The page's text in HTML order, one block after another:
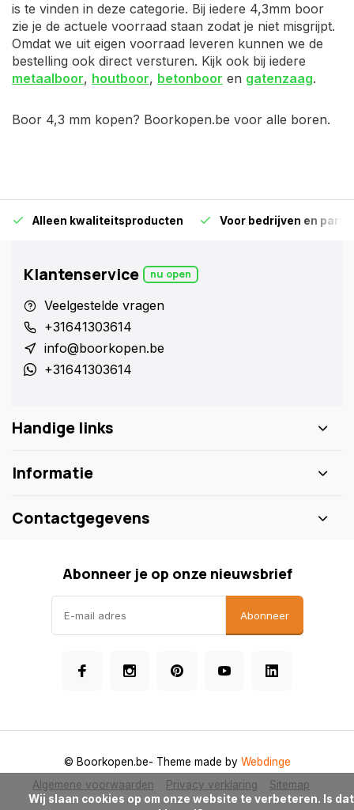
is te vinden in deze categorie. Bij iedere 4,3mm boor
zie je de actuele voorraad staan zodat je niet misgrijpt.
Omdat we uit eigen voorraad leveren kunnen we de
bestelling ook direct versturen. Kijk ook bij iedere
metaalboor, houtboor, betonboor en gatenzaag.
Boor 4,3 mm kopen? Boorkopen.be voor alle boren.
Alleen kwaliteitsproducten Voor bedrijven en
Klantenservice nu open
Veelgestelde vragen
+31641303614
info@boorkopen.be
+31641303614
Handige links
Informatie
Contactgegevens
Abonneer je op onze nieuwsbrief
Abonneer
Algemene voorwaarden Privacy verklaring Sitemap
© Boorkopen.be- Theme made by Webdinge